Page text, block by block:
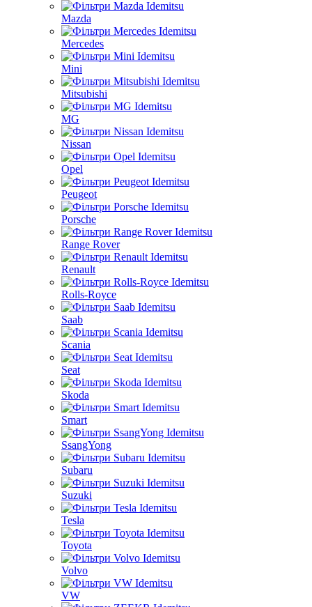
Mazda
Mercedes
Mini
Mitsubishi
MG
Nissan
Opel
Peugeot
Porsche
Range Rover
Renault
Rolls-Royce
Saab
Scania
Seat
Skoda
Smart
SsangYong
Subaru
Suzuki
Tesla
Toyota
Volvo
VW